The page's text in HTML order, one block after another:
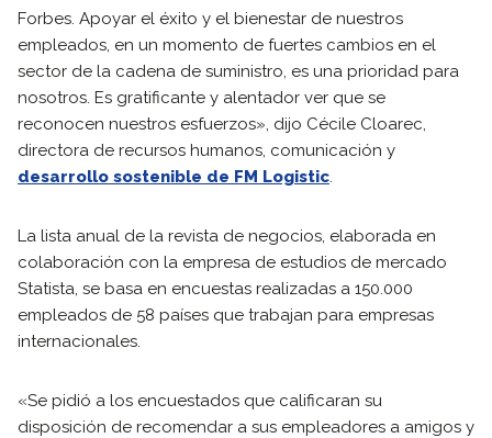
Forbes. Apoyar el éxito y el bienestar de nuestros
empleados, en un momento de fuertes cambios en el
sector de la cadena de suministro, es una prioridad para
nosotros. Es gratificante y alentador ver que se
reconocen nuestros esfuerzos», dijo Cécile Cloarec,
directora de recursos humanos, comunicación y
desarrollo sostenible de FM Logistic.
La lista anual de la revista de negocios, elaborada en
colaboración con la empresa de estudios de mercado
Statista, se basa en encuestas realizadas a 150.000
empleados de 58 países que trabajan para empresas
internacionales.
«Se pidió a los encuestados que calificaran su
disposición de recomendar a sus empleadores a amigos y